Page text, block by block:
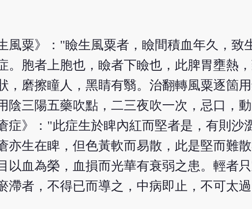
風粟》："瞼生風粟者，瞼間積血年久，致
。胞者上胞也，瞼者下瞼也，此脾胃壅熱
，磨擦瞳人，黑睛有翳。治翻轉風粟逐箇
陰三陽五藥吹點，二三夜吹一次，忌口，
症》："此症生於睥內紅而堅者是，有則沙
亦生在睥，但色黃軟而易散，此是堅而難
以血為榮，血損而光華有衰弱之患。輕者
滯者，不得已而導之，中病即止，不可太